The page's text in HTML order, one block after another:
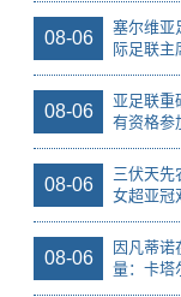
08-06
塞尔维亚
际足联主
08-06
亚足联重
有资格参
质疑
08-06
三伏天先
女超亚冠
08-06
因凡蒂诺
量：卡塔